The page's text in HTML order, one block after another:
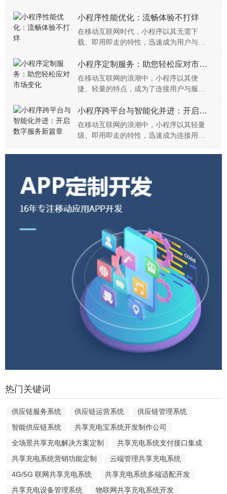
小程序性能优化：流畅体验不打烊
在移动互联网时代，小程序以其无需下
载、即用即走的特性，迅速成为用户与开
小程序定制服务：助您轻松应对市场变化
在移动互联网的浪潮中，小程序以其便
捷、轻量的特点，成为了连接用户与服务
小程序跨平台与智能化并进：开启数字服务新篇章
在移动互联网的浪潮中，小程序以其轻量
级、即用即走的特性，迅速成为连接用户
热门关键词
供应链服务系统 供应链运营系统
供应链管理系统
智能供应链系统
共享充电宝系统开发制作公司
全场景共享充电解决方案定制
共享充电系统支付接口集成
共享充电系统营销功能定制
云端管理共享充电系统
4G/5G 联网共享充电系统
共享充电系统多端适配开发
共享充电设备管理系统
物联网共享充电系统开发